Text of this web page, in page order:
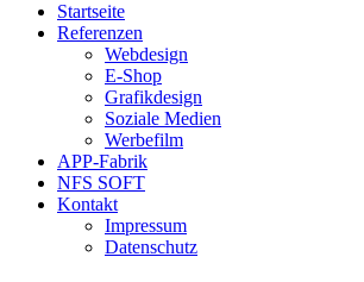
Startseite
Referenzen
Webdesign
E-Shop
Grafikdesign
Soziale Medien
Werbefilm
APP-Fabrik
NFS SOFT
Kontakt
Impressum
Datenschutz